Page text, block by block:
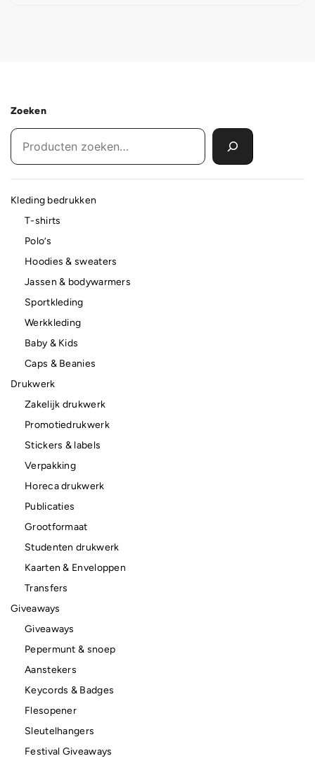
Zoeken
Kleding bedrukken
T-shirts
Polo’s
Hoodies & sweaters
Jassen & bodywarmers
Sportkleding
Werkkleding
Baby & Kids
Caps & Beanies
Drukwerk
Zakelijk drukwerk
Promotiedrukwerk
Stickers & labels
Verpakking
Horeca drukwerk
Publicaties
Grootformaat
Studenten drukwerk
Kaarten & Enveloppen
Transfers
Giveaways
Giveaways
Pepermunt & snoep
Aanstekers
Keycords & Badges
Flesopener
Sleutelhangers
Festival Giveaways